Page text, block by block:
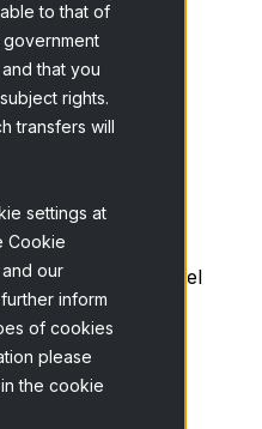
to that of
government
that you
rights.
transfers will
settings at
Cookie
our
inform
of cookies
please
the cookie
reto de...
No es novedad que el